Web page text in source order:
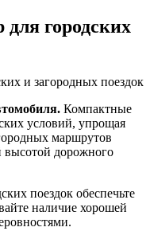
городских
Компактные
условий, упрощая
маршрутов
высотой дорожного
поездок обеспечьте
наличие хорошей